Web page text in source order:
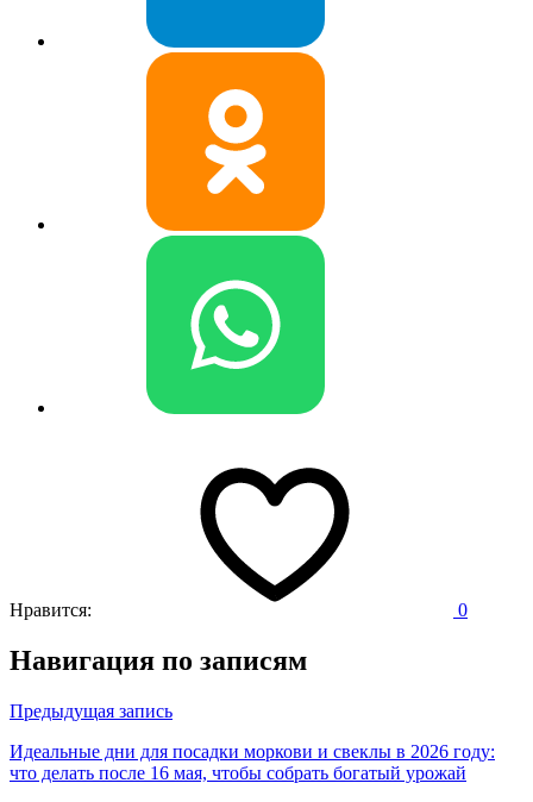
Нравится: 0
Навигация по записям
Предыдущая запись
Идеальные дни для посадки моркови и свеклы в 2026 году:
что делать после 16 мая, чтобы собрать богатый урожай